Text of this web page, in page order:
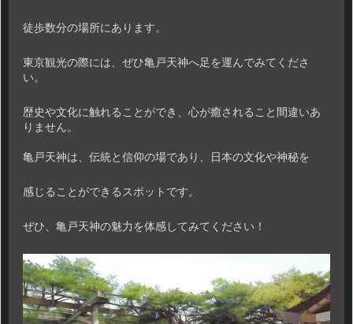
徒歩数分の場所にあります。
東京観光の際には、ぜひ亀戸天神へ足を運んでみてくださ
い。
歴史や文化に触れることができ、心が癒されること間違いあ
りません。
亀戸天神は、伝統と信仰の場であり、日本の文化や神秘を
感じることができるスポットです。
ぜひ、亀戸天神の魅力を体感してみてください！